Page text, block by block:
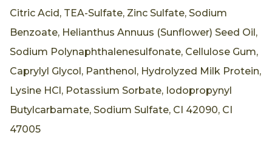
Citric Acid, TEA-Sulfate, Zinc Sulfate, Sodium
Benzoate, Helianthus Annuus (Sunflower) Seed Oil,
Sodium Polynaphthalenesulfonate, Cellulose Gum,
Caprylyl Glycol, Panthenol, Hydrolyzed Milk Protein,
Lysine HCl, Potassium Sorbate, Iodopropynyl
Butylcarbamate, Sodium Sulfate, CI 42090, CI
47005